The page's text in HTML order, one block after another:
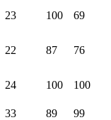
23 100 69
22 87 76
24 100 100
33 89 99